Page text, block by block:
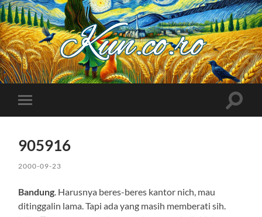
Kuncoro++
Toggle
mobile
Toggle
905916
2000-09-23
Bandung . Harusnya beres-beres kantor nich, mau
ditinggalin lama. Tapi ada yang masih memberati sih.